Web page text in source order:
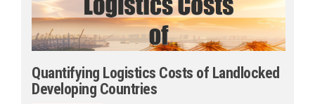
Quantifying Logistics Costs of Landlocked
Developing Countries